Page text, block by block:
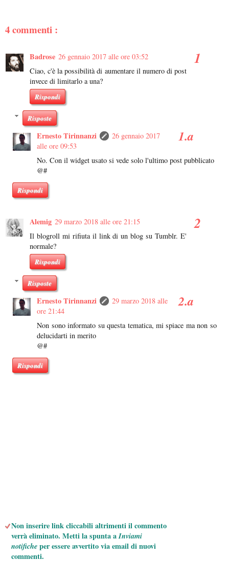
4 commenti :
Badrose 26 gennaio 2017 alle ore 03:52
Ciao, c'è la possibilità di aumentare il numero di post
invece di limitarlo a una?
Rispondi
Risposte
Ernesto Tirinnanzi
26 gennaio 2017
alle ore 09:53
No. Con il widget usato si vede solo l'ultimo post pubblicato
@#
Rispondi
Alemig 29 marzo 2018 alle ore 21:15
Il blogroll mi rifiuta il link di un blog su Tumblr. E'
normale?
Rispondi
Risposte
Ernesto Tirinnanzi
29 marzo 2018 alle
ore 21:44
Non sono informato su questa tematica, mi spiace ma non so
delucidarti in merito
@#
Rispondi
Non inserire link cliccabili altrimenti il commento
verrà eliminato. Metti la spunta aInviami
notificheper essere avvertito via email di nuovi
commenti.